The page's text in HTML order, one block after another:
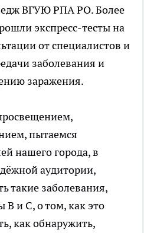
ВГУЮ РПА РО. Более
экспресс-тесты на
от специалистов и
заболевания и
заражения.
пытаемся
нашего города, в
аудитории,
такие заболевания,
В и С, о том, как это
как обнаружить,